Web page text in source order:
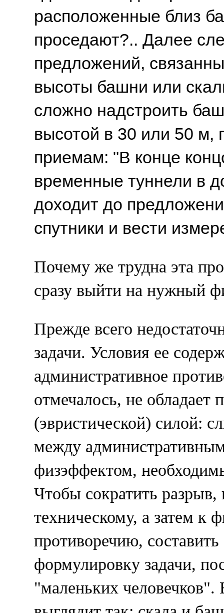
расположенные близ
проседают?.. Далее
предложений,
высоты башни или
сложно надстроить
высотой в 30 или 50 м,
приемам: "В конце
временные туннели в
доходит до
спутники и вести
Почему же трудна эта
сразу выйти на нужный
Прежде всего
задачи. Условия ее
административное
отмечалось, не обладает
(эвристической) силой:
между
физэффектом,
Чтобы сократить разрыв,
техническому, а затем к
противоречию,
формулировку задачи,
"маленьких человечков".